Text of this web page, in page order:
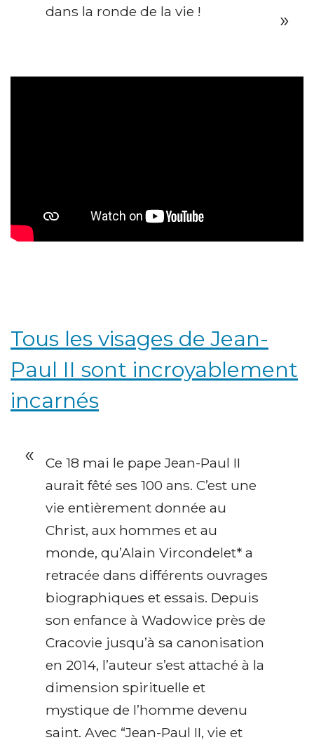
dans la ronde de la vie !
Tous les visages de Jean-
Paul II sont incroyablement
incarnés
Ce 18 mai le pape Jean-Paul II
aurait fêté ses 100 ans. C’est une
vie entièrement donnée au
Christ, aux hommes et au
monde, qu’Alain Vircondelet* a
retracée dans différents ouvrages
biographiques et essais. Depuis
son enfance à Wadowice près de
Cracovie jusqu’à sa canonisation
en 2014, l’auteur s’est attaché à la
dimension spirituelle et
mystique de l’homme devenu
saint. Avec “Jean-Paul II, vie et